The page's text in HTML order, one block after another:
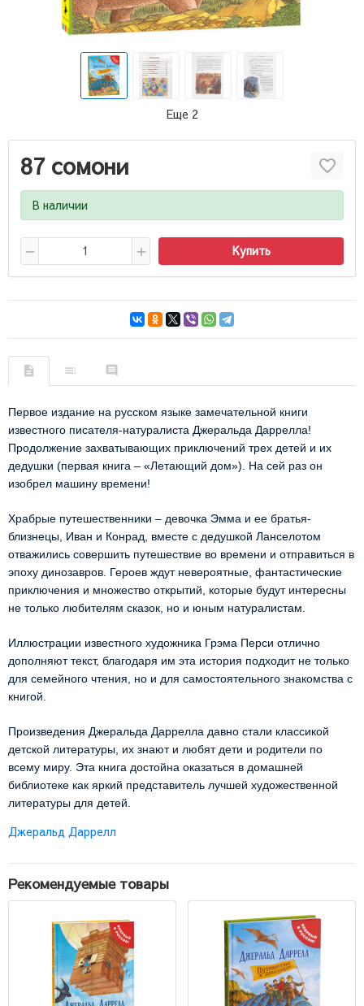
Еще 2
87 сомони
В наличии
Купить
Первое издание на русском языке замечательной книги
известного писателя-натуралиста Джеральда Даррелла!
Продолжение захватывающих приключений трех детей и их
дедушки (первая книга – «Летающий дом»). На сей раз он
изобрел машину времени!
Храбрые путешественники – девочка Эмма и ее братья-
близнецы, Иван и Конрад, вместе с дедушкой Ланселотом
отважились совершить путешествие во времени и отправиться в
эпоху динозавров. Героев ждут невероятные, фантастические
приключения и множество открытий, которые будут интересны
не только любителям сказок, но и юным натуралистам.
Иллюстрации известного художника Грэма Перси отлично
дополняют текст, благодаря им эта история подходит не только
для семейного чтения, но и для самостоятельного знакомства с
книгой.
Произведения Джеральда Даррелла давно стали классикой
детской литературы, их знают и любят дети и родители по
всему миру. Эта книга достойна оказаться в домашней
библиотеке как яркий представитель лучшей художественной
литературы для детей.
Джеральд Даррелл
Рекомендуемые товары